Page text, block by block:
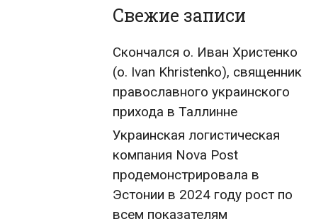
Свежие записи
Скончался о. Иван Христенко
(о. Ivan Khristenko), священник
православного украинского
прихода в Таллинне
Украинская логистическая
компания Nova Post
продемонстрировала в
Эстонии в 2024 году рост по
всем показателям